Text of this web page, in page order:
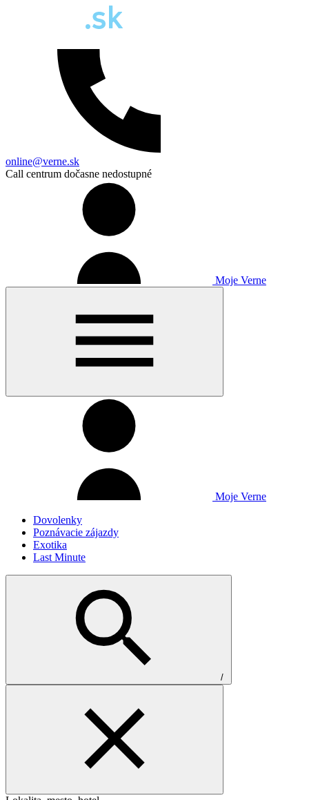
online@verne.sk
Call centrum dočasne nedostupné
Moje Verne
Moje Verne
Dovolenky
Poznávacie zájazdy
Exotika
Last Minute
/